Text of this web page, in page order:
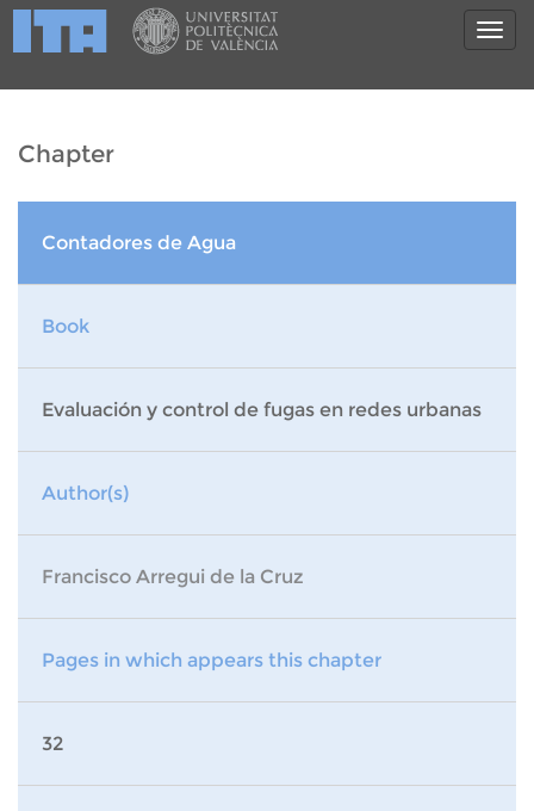
Chapter
Contadores de Agua
Book
Evaluación y control de fugas en redes urbanas
Author(s)
Francisco Arregui de la Cruz
Pages in which appears this chapter
32